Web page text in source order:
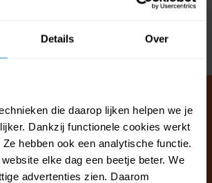
Details Over
die daarop lijken helpen we je
Dankzij functionele cookies werkt
hebben ook een analytische functie.
elke dag een beetje beter. We
advertenties zien. Daarom
Klantenservice & FAQ
Wij staan voor u klaar.